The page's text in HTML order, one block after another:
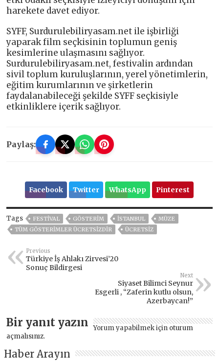
harekete davet ediyor.
SYFF, Surdurulebiliryasam.net ile işbirliği
yaparak film seçkisinin toplumun geniş
kesimlerine ulaşmasını sağlıyor.
Surdurulebiliryasam.net, festivalin ardından
sivil toplum kuruluşlarının, yerel yönetimlerin,
eğitim kurumlarının ve şirketlerin
faydalanabileceği şekilde SYFF seçkisiyle
etkinliklere içerik sağlıyor.
Paylaş:
Facebook Twitter WhatsApp Pinterest
Tags FESTİVAL GÖSTERİM ISTANBUL
MÜZE
TÜM GÖSTERIMLER ÜCRETSIZDIR
ÜCRETSİZ
Previous
Türkiye İş Ahlakı Zirvesi’20
Sonuç Bildirgesi
Next
Siyaset Bilimci Seynur
Esgerli , “Zaferin kutlu olsun,
Azerbaycan!”
Bir yanıt yazın Yorum yapabilmek için oturum
açmalısınız.
Haber Arayın